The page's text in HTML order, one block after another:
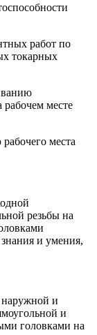
работ по
токарных
рабочем месте
места
резьбы на
и умения,
наружной и
и
головками на